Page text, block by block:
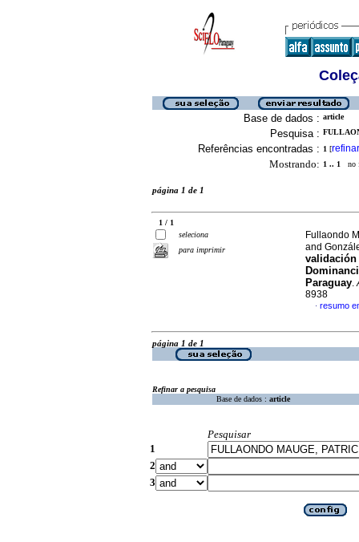
Base de dados : article
Pesquisa :
Referências encontradas : 1 [refinar
Mostrando: 1 .. 1 no
página 1 de 1
1 / 1
seleciona
para imprimir
Fullaondo
and
validación
Paraguay.
8938
· resumo
página 1 de 1
Refinar a pesquisa
Base de dados : article
Pesquisar
1
2
3